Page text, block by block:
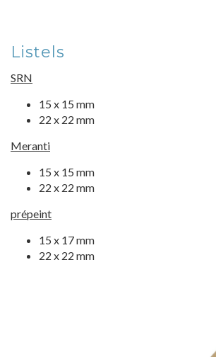
Listels
SRN
15 x 15 mm
22 x 22 mm
Meranti
15 x 15 mm
22 x 22 mm
prépeint
15 x 17 mm
22 x 22 mm